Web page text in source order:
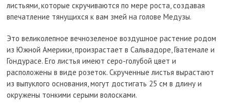
листьями, которые скручиваются по мере роста, создавая
впечатление тянущихся к вам змей на голове Медузы.
Это великолепное вечнозеленое воздушное растение родом
из Южной Америки, произрастает в Сальвадоре, Гватемале и
Гондурасе. Его листья имеют серо-голубой цвет и
расположены в виде розеток. Скрученные листья вырастают
из выпуклого основания, могут достигать 25 см в длину и
окружены тонкими серыми волосками.